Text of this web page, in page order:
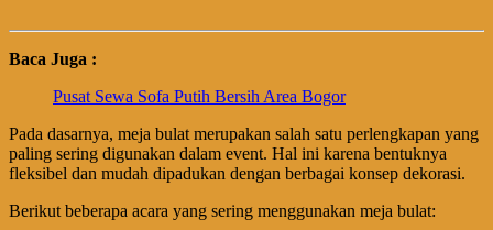
Baca Juga :
Pusat Sewa Sofa Putih Bersih Area Bogor
Pada dasarnya, meja bulat merupakan salah satu perlengkapan yang
paling sering digunakan dalam event. Hal ini karena bentuknya
fleksibel dan mudah dipadukan dengan berbagai konsep dekorasi.
Berikut beberapa acara yang sering menggunakan meja bulat: